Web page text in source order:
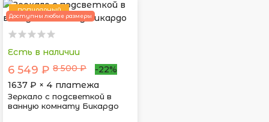
ПОПУЛЯРНЫЙ
Доступны любые размеры
Есть в наличии
6 549 ₽ 8 500 ₽
-22%
1637 ₽ × 4 платежа
Зеркало с подсветкой в
ванную комнату Бикардо